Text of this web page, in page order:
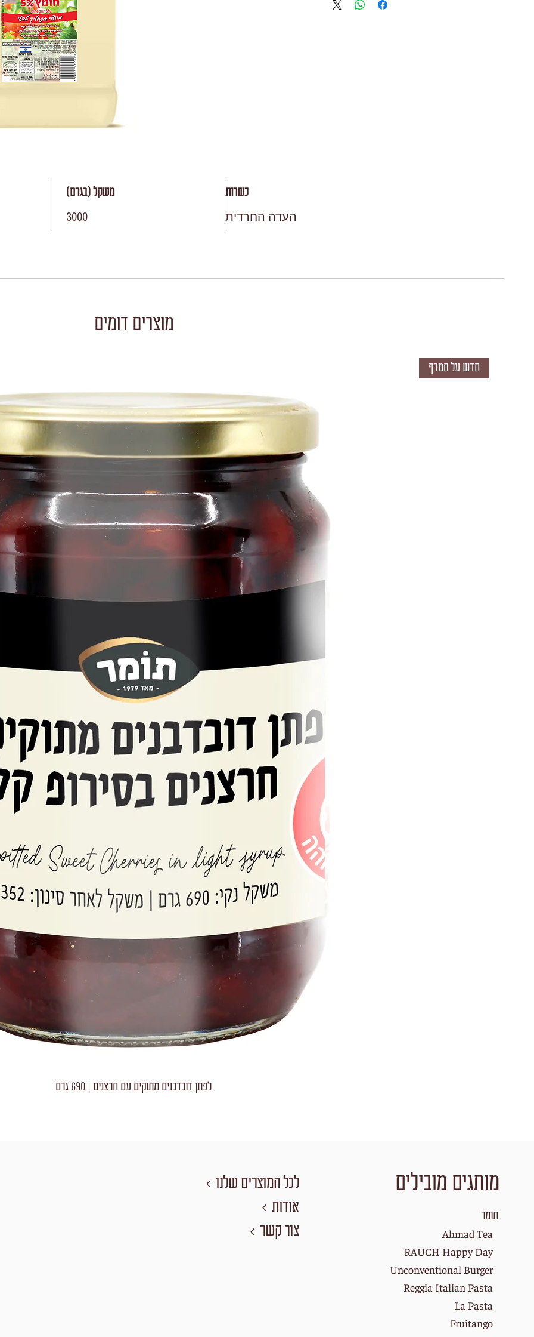
כשרות
העדה החרדית
משקל (בגרם)
3000
מוצרים דומים
חדש על המדף
לפתן דובדבנים מתוקים עם חרצנים | 690 גרם
לכל המוצרים שלנו
אודות
צור קשר
מותגים מובילים
תומר
Ahmad Tea
RAUCH Happy Day
Unconventional Burger
Reggia Italian Pasta
La Pasta
Fruitango